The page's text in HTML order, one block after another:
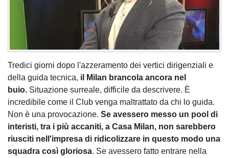
Tredici giorni dopo l'azzeramento dei vertici dirigenziali e
della guida tecnica, il Milan brancola ancora nel
buio. Situazione surreale, difficile da descrivere. È
incredibile come il Club venga maltrattato da chi lo guida.
Non è una provocazione. Se avessero messo un pool di
interisti, tra i più accaniti, a Casa Milan, non sarebbero
riusciti nell'impresa di ridicolizzare in questo modo una
squadra così gloriosa. Se avessero fatto entrare nella